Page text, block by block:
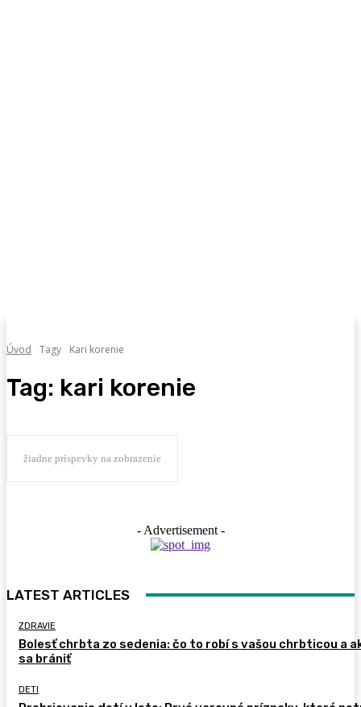
Úvod Tagy Kari korenie
Tag: kari korenie
žiadne príspevky na zobrazenie
- Advertisement -
LATEST ARTICLES
ZDRAVIE
Bolesť chrbta zo sedenia: čo to robí s vašou chrbticou a
sa brániť
DETI